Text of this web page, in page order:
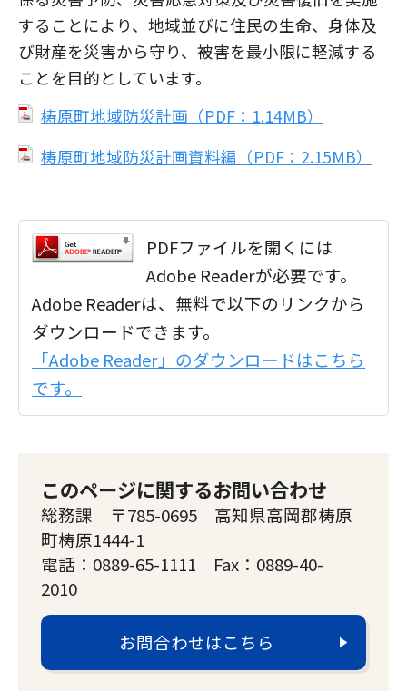
することにより、地域並びに住民の生命、身体及
び財産を災害から守り、被害を最小限に軽減する
ことを目的としています。
梼原町地域防災計画（PDF：1.14MB）
梼原町地域防災計画資料編（PDF：2.15MB）
PDFファイルを開くには
Adobe Readerが必要です。
Adobe Readerは、無料で以下のリンクから
ダウンロードできます。
「Adobe Reader」のダウンロードはこちら
です。
このページに関するお問い合わせ
総務課 〒785-0695 高知県高岡郡梼原
町梼原1444-1
電話：0889-65-1111 Fax：0889-40-
2010
お問合わせはこちら